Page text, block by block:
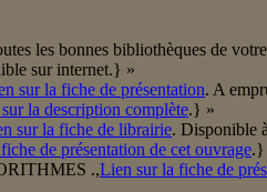
les bonnes bibliothèques de
sur internet.} »
sur la fiche de présentation. A
la description complète.} »
sur la fiche de librairie. Disponible
de présentation de cet ouvrage.}
.,Lien sur la fiche de